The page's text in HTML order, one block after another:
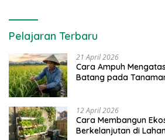
Pelajaran Terbaru
21 April 2026
Cara Ampuh
Batang pada
12 April 2026
Cara Membangun
Berkelanjutan di